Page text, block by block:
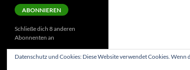
Adresse
ABONNIEREN
Schließe dich 8 anderen
Abonnenten an
Datenschutz und Cookies: Diese Website verwendet Cookies.